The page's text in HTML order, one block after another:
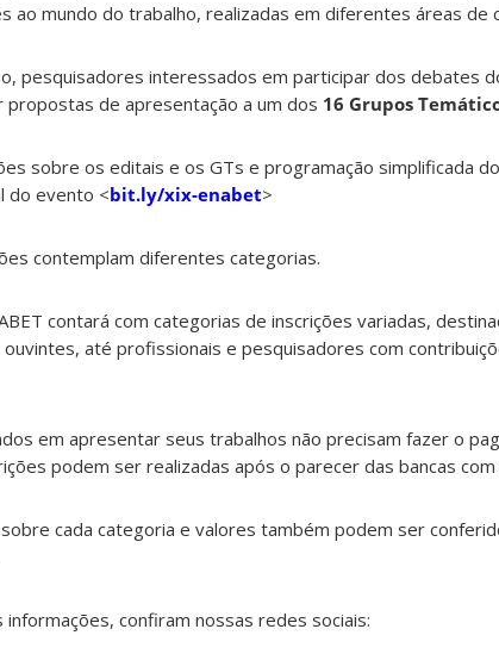
ao mundo do trabalho, realizadas em diferentes áreas de
pesquisadores interessados em participar dos debates
propostas de apresentação a um dos 16 Grupos
sobre os editais e os GTs e programação simplificada
do evento <bit.ly/xix-enabet>
contemplam diferentes categorias.
contará com categorias de inscrições variadas,
até profissionais e pesquisadores com
em apresentar seus trabalhos não precisam fazer o
podem ser realizadas após o parecer das bancas
cada categoria e valores também podem ser
informações, confiram nossas redes sociais: